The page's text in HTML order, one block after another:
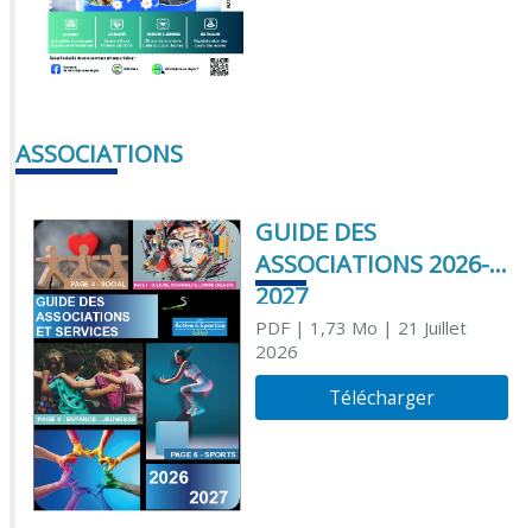
ASSOCIATIONS
GUIDE DES
ASSOCIATIONS 2026-
2027
PDF| 1,73 Mo | 21 Juillet
2026
Télécharger